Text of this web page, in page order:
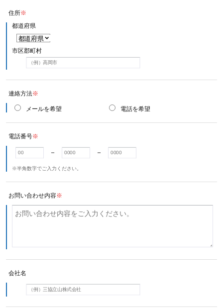
住所※
都道府県
市区郡町村
連絡方法※
メールを希望 電話を希望
電話番号※
－ －
※半角数字でご入力ください。
お問い合わせ内容※
会社名